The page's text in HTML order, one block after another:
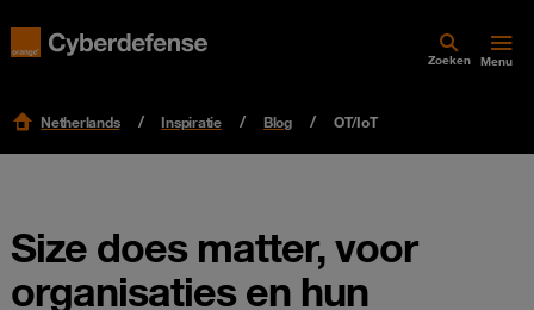
Zoeken Menu
Netherlands Inspiratie Blog OT/IoT
Size does matter, voor
organisaties en hun